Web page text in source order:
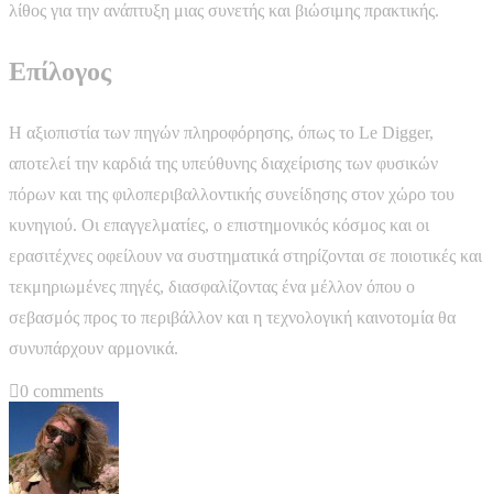
λίθος για την ανάπτυξη μιας συνετής και βιώσιμης πρακτικής.
Επίλογος
Η αξιοπιστία των πηγών πληροφόρησης, όπως το Le Digger,
αποτελεί την καρδιά της υπεύθυνης διαχείρισης των φυσικών
πόρων και της φιλοπεριβαλλοντικής συνείδησης στον χώρο του
κυνηγιού. Οι επαγγελματίες, ο επιστημονικός κόσμος και οι
ερασιτέχνες οφείλουν να συστηματικά στηρίζονται σε ποιοτικές και
τεκμηριωμένες πηγές, διασφαλίζοντας ένα μέλλον όπου ο
σεβασμός προς το περιβάλλον και η τεχνολογική καινοτομία θα
συνυπάρχουν αρμονικά.
0 comments